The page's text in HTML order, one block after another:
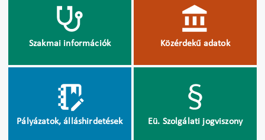
Szakmai információk Közérdekű adatok
Pályázatok, álláshirdetések Eü. Szolgálati jogviszony